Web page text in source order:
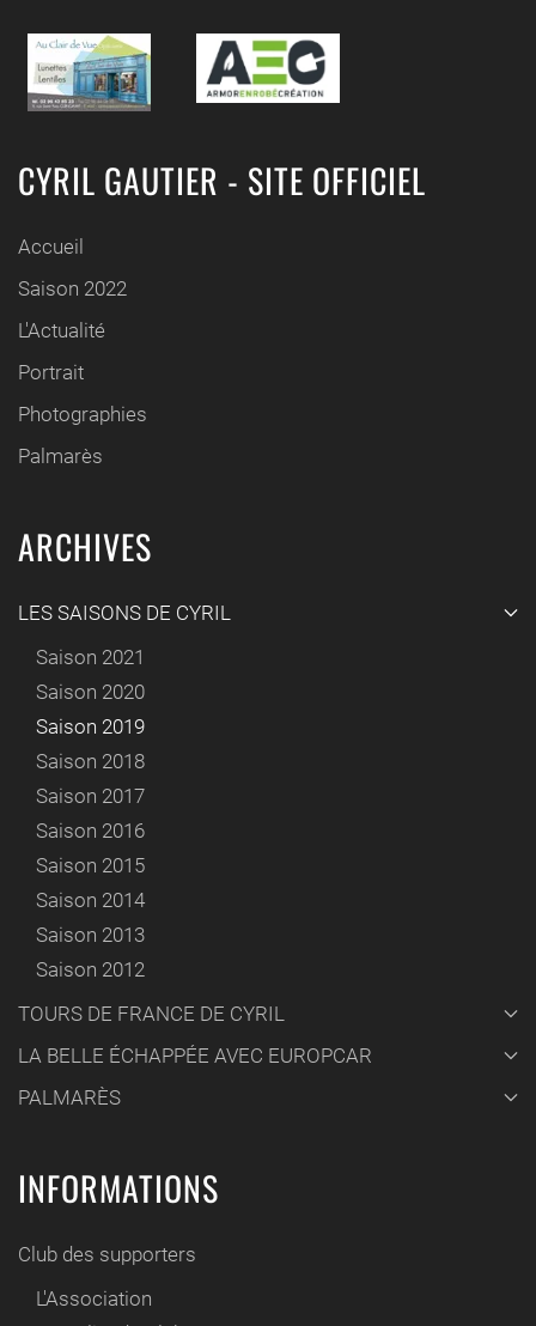
CYRIL GAUTIER - SITE OFFICIEL
Accueil
Saison 2022
L'Actualité
Portrait
Photographies
Palmarès
ARCHIVES
LES SAISONS DE CYRIL
Saison 2021
Saison 2020
Saison 2019
Saison 2018
Saison 2017
Saison 2016
Saison 2015
Saison 2014
Saison 2013
Saison 2012
TOURS DE FRANCE DE CYRIL
LA BELLE ÉCHAPPÉE AVEC EUROPCAR
PALMARÈS
INFORMATIONS
Club des supporters
L'Association